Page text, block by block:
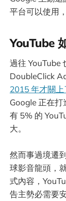
平台可以使用
YouTube
過往 YouTube
DoubleClick
2015 年才關
Google 正在打
有 5% 的
大。
然而事過境遷
球影音龍頭，
式內容，
告主勢必需要